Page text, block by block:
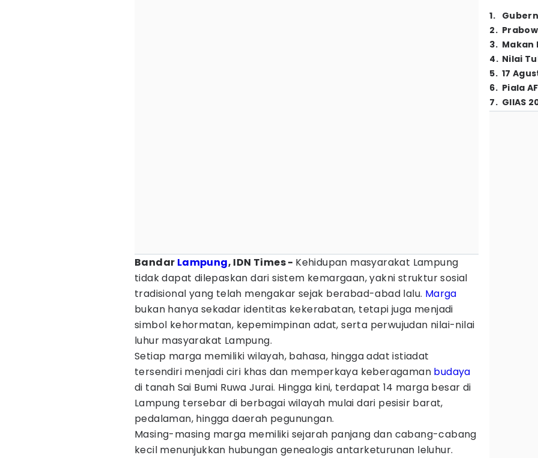
Bandar Lampung, IDN Times - Kehidupan masyarakat Lampung
tidak dapat dilepaskan dari sistem kemargaan, yakni struktur sosial
tradisional yang telah mengakar sejak berabad-abad lalu. Marga
bukan hanya sekadar identitas kekerabatan, tetapi juga menjadi
simbol kehormatan, kepemimpinan adat, serta perwujudan nilai-nilai
luhur masyarakat Lampung.
Setiap marga memiliki wilayah, bahasa, hingga adat istiadat
tersendiri menjadi ciri khas dan memperkaya keberagaman budaya
di tanah Sai Bumi Ruwa Jurai. Hingga kini, terdapat 14 marga besar di
Lampung tersebar di berbagai wilayah mulai dari pesisir barat,
pedalaman, hingga daerah pegunungan.
Masing-masing marga memiliki sejarah panjang dan cabang-cabang
kecil menunjukkan hubungan genealogis antarketurunan leluhur.
1.
2.
3. Makan
4. Nilai
5. 17
6. Piala
7. GIIAS